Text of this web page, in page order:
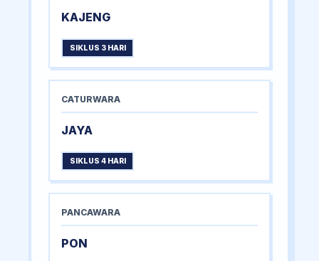
KAJENG
SIKLUS 3 HARI
CATURWARA
JAYA
SIKLUS 4 HARI
PANCAWARA
PON